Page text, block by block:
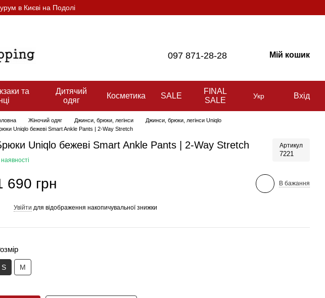
в Києві на Подолі
097 871-28-28 Мій кошик
та
Дитячий
одяг
Косметика SALE
FINAL
SALE
Укр Вхід
Жіночий одяг Джинси, брюки, легінси
Джинси, брюки, легінси Uniqlo
Uniqlo бежеві Smart Ankle Pants | 2-Way Stretch
Uniqlo бежеві Smart Ankle Pants | 2-Way Stretch Артикул
7221
наявності
690 грн В бажання
Увійти для відображення накопичувальної знижки
S M